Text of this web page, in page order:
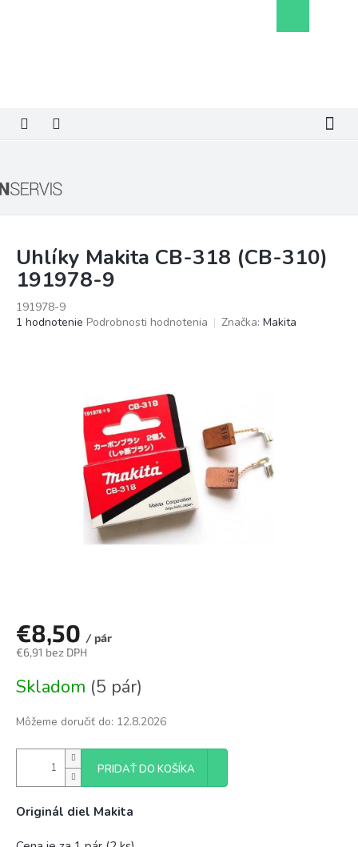
košík
Uhlíky Makita CB-318 (CB-310)
191978-9
191978-9
Priemerné
1 hodnotenie Podrobnosti hodnotenia Značka: Makita
€8,50 / pár
€6,91 bez DPH
cena:
Skladom (5 pár)
Môžeme doručiť do: 12.8.2026
PRIDAŤ DO KOŠÍKA
Originál diel Makita